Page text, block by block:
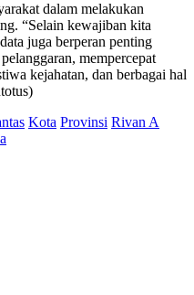
dalam melakukan
“Selain kewajiban kita
juga berperan penting
mempercepat
kejahatan, dan berbagai hal
Kota Provinsi Rivan A